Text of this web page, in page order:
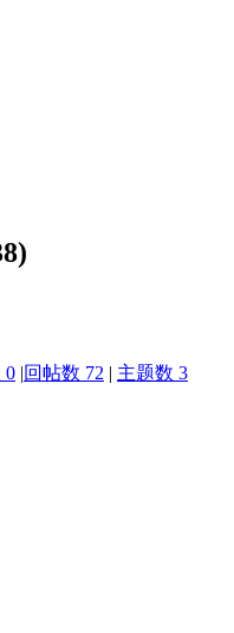
0 |回帖数 72 | 主题数 3